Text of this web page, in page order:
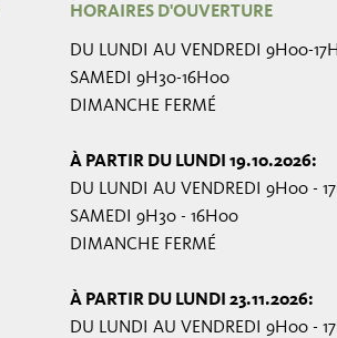
HORAIRES D'OUVERTURE
DU LUNDI AU VENDREDI 9H00-
SAMEDI 9H30-16H00
DIMANCHE FERMÉ
À PARTIR DU LUNDI 19.10.2026:
DU LUNDI AU VENDREDI 9H00 -
SAMEDI 9H30 - 16H00
DIMANCHE FERMÉ
À PARTIR DU LUNDI 23.11.2026:
DU LUNDI AU VENDREDI 9H00 -